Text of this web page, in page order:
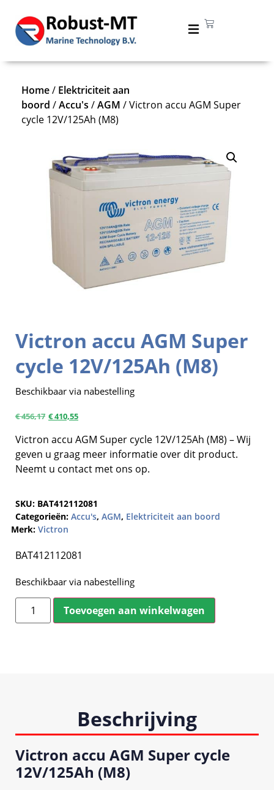
Victron accu AGM Super
cycle 12V/125Ah (M8)
Beschikbaar via nabestelling
€456,17 €410,55
Victron accu AGM Super cycle 12V/125Ah (M8) – Wij
geven u graag meer informatie over dit product.
Neemt u contact met ons op.
SKU: BAT412112081
Categorieën: Accu's, AGM, Elektriciteit aan boord
Merk: Victron
BAT412112081
Beschikbaar via nabestelling
Toevoegen aan winkelwagen
Home/ Elektriciteit aan
boord /Accu's /AGM / Victron accu AGM Super
cycle 12V/125Ah (M8)
Beschrijving
Victron accu AGM Super cycle
12V/125Ah (M8)